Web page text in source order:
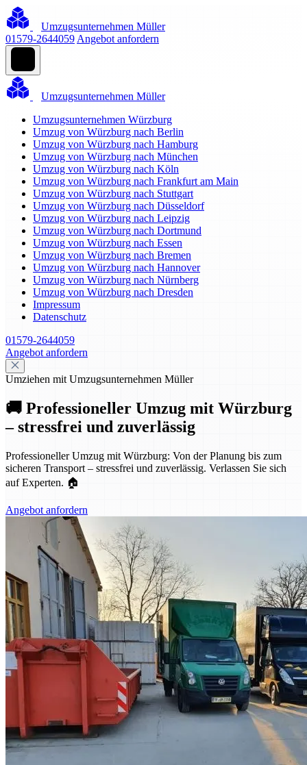
Umzugsunternehmen Müller
01579-2644059 Angebot anfordern
Umzugsunternehmen Müller
Umzugsunternehmen Würzburg
Umzug von Würzburg nach Berlin
Umzug von Würzburg nach Hamburg
Umzug von Würzburg nach München
Umzug von Würzburg nach Köln
Umzug von Würzburg nach Frankfurt am Main
Umzug von Würzburg nach Stuttgart
Umzug von Würzburg nach Düsseldorf
Umzug von Würzburg nach Leipzig
Umzug von Würzburg nach Dortmund
Umzug von Würzburg nach Essen
Umzug von Würzburg nach Bremen
Umzug von Würzburg nach Hannover
Umzug von Würzburg nach Nürnberg
Umzug von Würzburg nach Dresden
Impressum
Datenschutz
01579-2644059
Angebot anfordern
Umziehen mit Umzugsunternehmen Müller
🚚 Professioneller Umzug mit Würzburg
– stressfrei und zuverlässig
Professioneller Umzug mit Würzburg: Von der Planung bis zum
sicheren Transport – stressfrei und zuverlässig. Verlassen Sie sich
auf Experten. 🏠
Angebot anfordern